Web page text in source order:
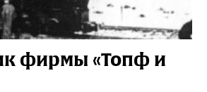
фирмы «Топф и